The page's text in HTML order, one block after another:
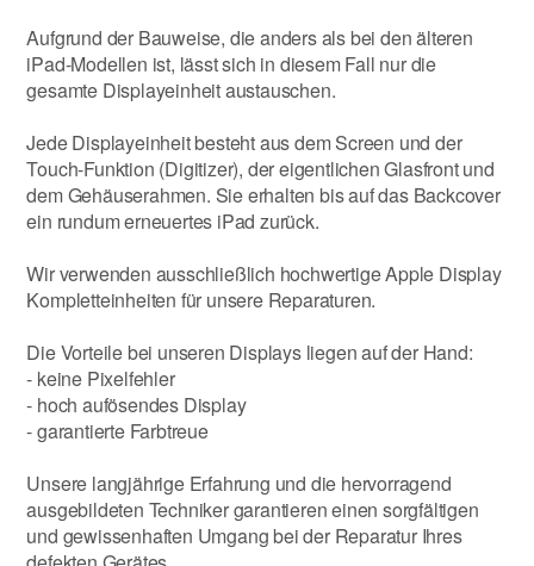
Aufgrund der Bauweise, die anders als bei den älteren
iPad-Modellen ist, lässt sich in diesem Fall nur die
gesamte Displayeinheit austauschen.
Jede Displayeinheit besteht aus dem Screen und der
Touch-Funktion (Digitizer), der eigentlichen Glasfront und
dem Gehäuserahmen. Sie erhalten bis auf das Backcover
ein rundum erneuertes iPad zurück.
Wir verwenden ausschließlich hochwertige Apple Display
Kompletteinheiten für unsere Reparaturen.
Die Vorteile bei unseren Displays liegen auf der Hand:
- keine Pixelfehler
- hoch aufösendes Display
- garantierte Farbtreue
Unsere langjährige Erfahrung und die hervorragend
ausgebildeten Techniker garantieren einen sorgfältigen
und gewissenhaften Umgang bei der Reparatur Ihres